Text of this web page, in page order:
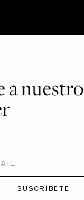
a nuestro